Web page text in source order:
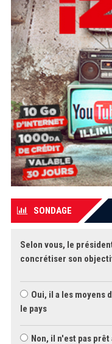
SONDAGE
Selon vous, le
concrétiser son
Oui, il a les moyens
le pays
Non, il n'est pas